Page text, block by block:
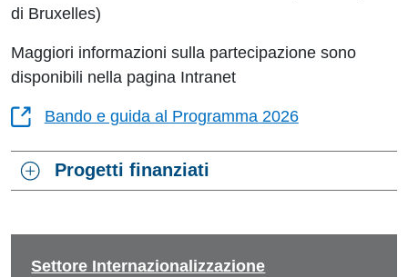
di Bruxelles)
Maggiori informazioni sulla partecipazione sono
disponibili nella pagina Intranet
Bando e guida al Programma 2026
Progetti finanziati
Settore Internazionalizzazione